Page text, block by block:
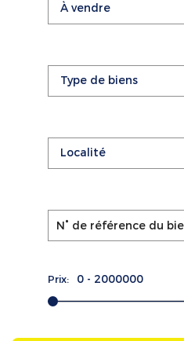
À vendre
Type de biens
Localité
Prix: